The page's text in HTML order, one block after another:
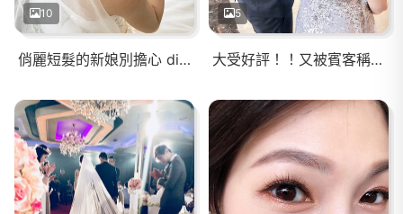
10
俏麗短髮的新娘別擔心 diva依然會完成妳們的女神夢
5
大受好評！！又被賓客稱讚了～撥髮